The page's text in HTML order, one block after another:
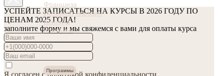
УСПЕЙТЕ ЗАПИСАТЬСЯ НА КУРСЫ В 2026 ГОДУ ПО
ЦЕНАМ 2025 ГОДА!
заполните форму и мы свяжемся с вами для оплаты курса
Я согласен сполитикой конфиденциальности
Франшиза
Интернет-магазин
Клиника
Контакты
Программы